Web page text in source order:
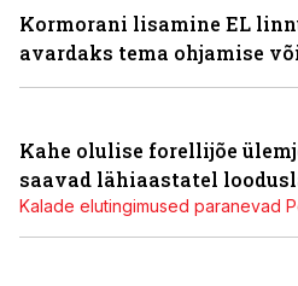
Kormorani lisamine EL
avardaks tema ohjamise
Kahe olulise forellijõe
saavad lähiaastatel
Kalade elutingimused paranevad